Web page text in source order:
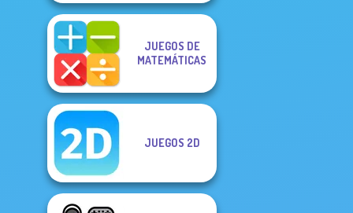
JUEGOS DE
MATEMÁTICAS
JUEGOS 2D